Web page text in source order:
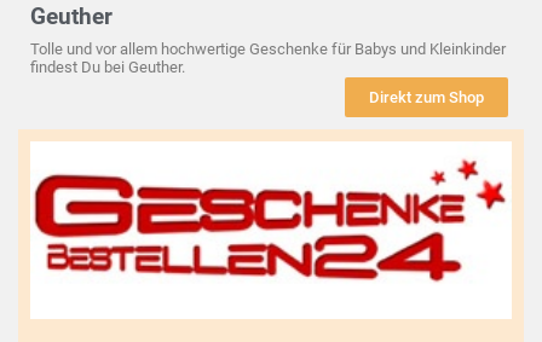
Geuther
Tolle und vor allem hochwertige Geschenke für Babys und Kleinkinder
findest Du bei Geuther.
Direkt zum Shop